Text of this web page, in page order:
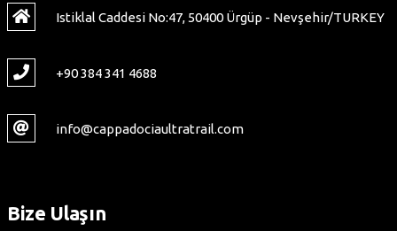
Istiklal Caddesi No:47, 50400 Ürgüp - Nevşehir/TURKEY
+90 384 341 4688
info@cappadociaultratrail.com
Bize Ulaşın